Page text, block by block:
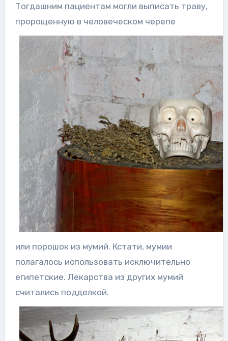
Тогдашним пациентам могли выписать траву,
пророщенную в человеческом черепе
или порошок из мумий. Кстати, мумии
полагалось использовать исключительно
египетские. Лекарства из других мумий
считались подделкой.